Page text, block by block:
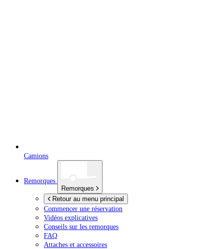
Camions
Remorques
Remorques
Retour au menu principal
Commencer une réservation
Vidéos explicatives
Conseils sur les remorques
FAQ
Attaches et accessoires